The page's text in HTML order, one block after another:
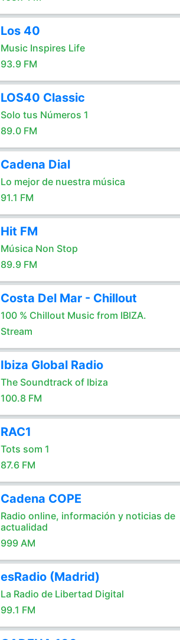
Los 40
Music Inspires Life
93.9 FM
LOS40 Classic
Solo tus Números 1
89.0 FM
Cadena Dial
Lo mejor de nuestra música
91.1 FM
Hit FM
Música Non Stop
89.9 FM
Costa Del Mar - Chillout
100 % Chillout Music from IBIZA.
Stream
Ibiza Global Radio
The Soundtrack of Ibiza
100.8 FM
RAC1
Tots som 1
87.6 FM
Cadena COPE
Radio online, información y noticias de
actualidad
999 AM
esRadio (Madrid)
La Radio de Libertad Digital
99.1 FM